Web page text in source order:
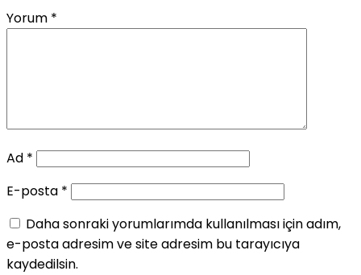
Yorum *
Ad *
E-posta *
Daha sonraki yorumlarımda kullanılması için adım,
e-posta adresim ve site adresim bu tarayıcıya
kaydedilsin.